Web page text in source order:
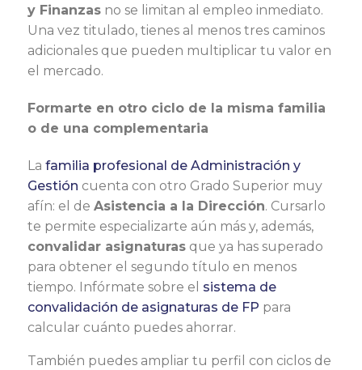
y Finanzas no se limitan al empleo inmediato.
Una vez titulado, tienes al menos tres caminos
adicionales que pueden multiplicar tu valor en
el mercado.
Formarte en otro ciclo de la misma familia
o de una complementaria
La familia profesional de Administración y
Gestión cuenta con otro Grado Superior muy
afín: el de Asistencia a la Dirección. Cursarlo
te permite especializarte aún más y, además,
convalidar asignaturas que ya has superado
para obtener el segundo título en menos
tiempo. Infórmate sobre el sistema de
convalidación de asignaturas de FP para
calcular cuánto puedes ahorrar.
También puedes ampliar tu perfil con ciclos de